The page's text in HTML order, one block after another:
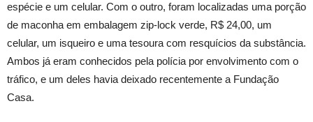
espécie e um celular. Com o outro, foram localizadas uma porção
de maconha em embalagem zip-lock verde, R$ 24,00, um
celular, um isqueiro e uma tesoura com resquícios da substância.
Ambos já eram conhecidos pela polícia por envolvimento com o
tráfico, e um deles havia deixado recentemente a Fundação
Casa.